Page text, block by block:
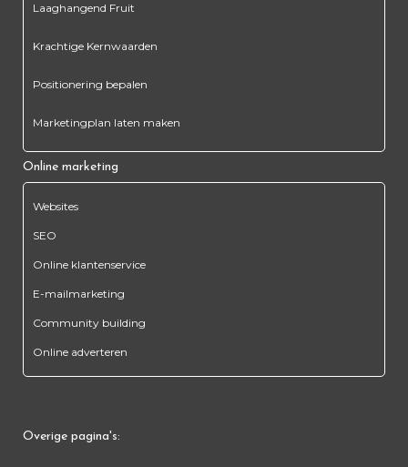
Laaghangend Fruit
Krachtige Kernwaarden
Positionering bepalen
Marketingplan laten maken
Online marketing
Websites
SEO
Online klantenservice
E-mailmarketing
Community building
Online adverteren
Overige pagina's: